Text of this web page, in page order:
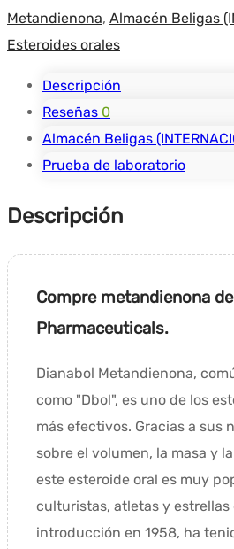
Beligas(international)
Metandienona, Almacén Beligas
Esteroides orales
Descripción
Reseñas 0
Almacén Beligas
Prueba de laboratorio
Descripción
Compre metandienona
Pharmaceuticals.
Dianabol Metandienona,
como "Dbol", es uno de los
más efectivos. Gracias a sus
sobre el volumen, la masa y
este esteroide oral es muy
culturistas, atletas y estrellas
introducción en 1958, ha